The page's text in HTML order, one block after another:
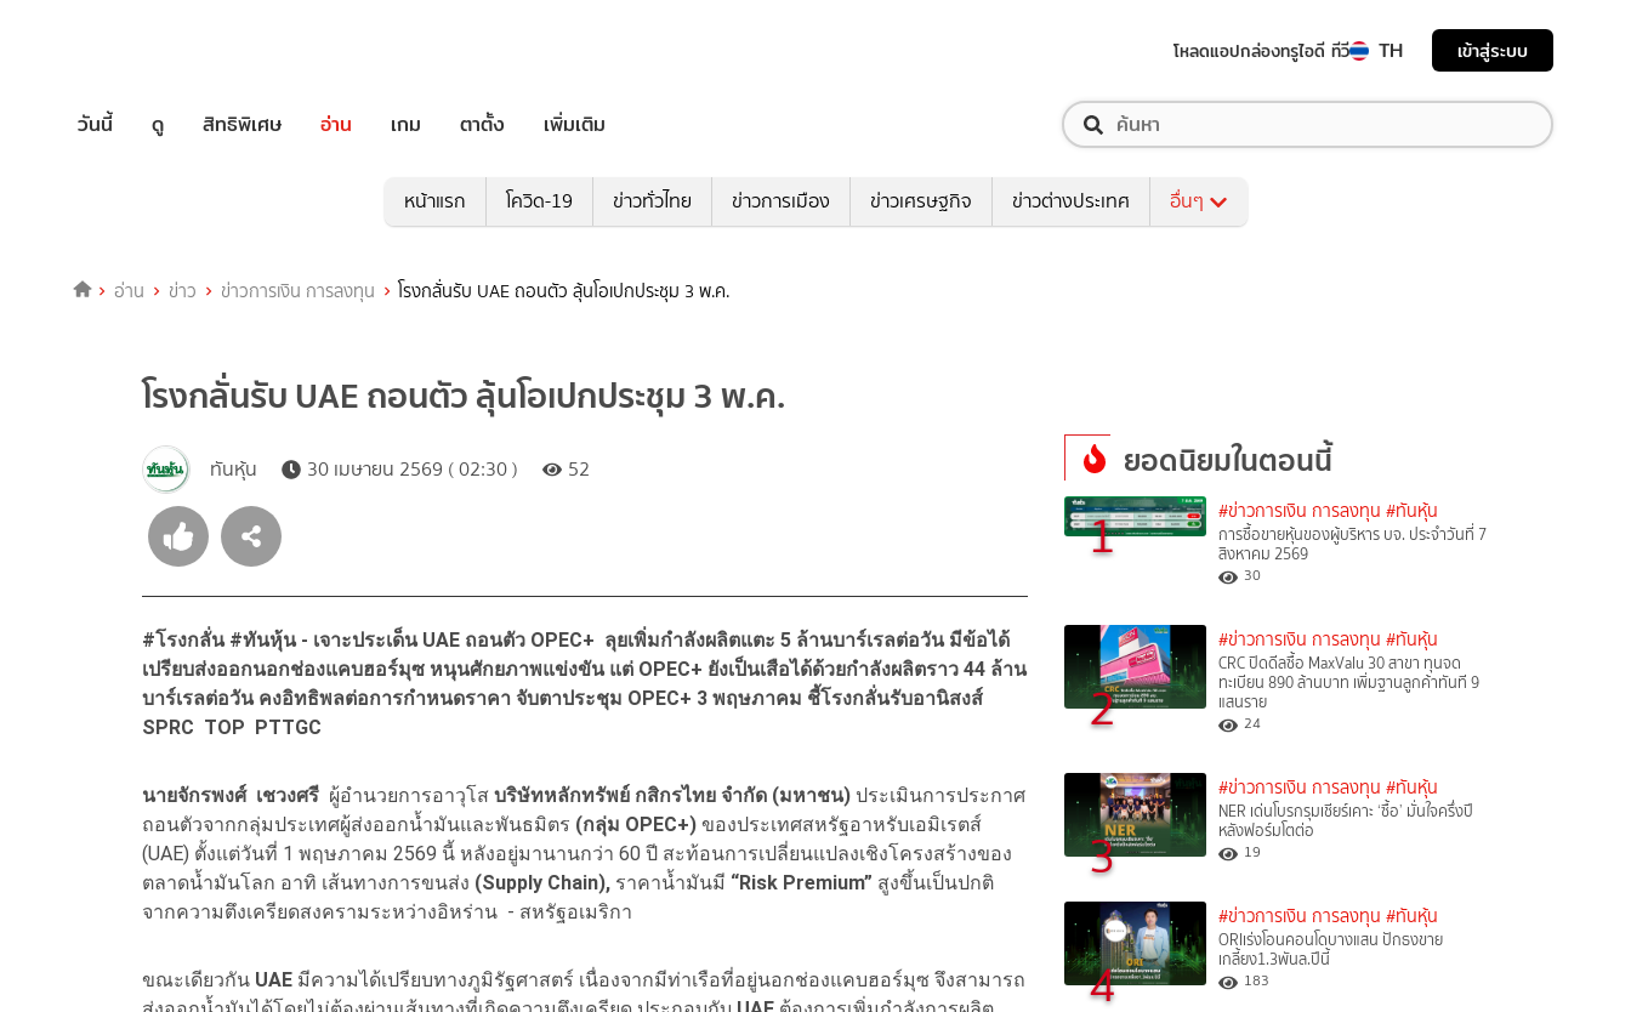
โหลดแอปกล่องทรูไอดี ทีวี TH เข้าสู่ระบบ
วันนี้ ดู สิทธิพิเศษ อ่าน เกม ตาตั้ง เพิ่มเติม
หน้าแรก โควิด-19 ข่าวทั่วไทย ข่าวการเมือง ข่าวเศรษฐกิจ ข่าวต่างประเทศ อื่นๆ
อ่าน ข่าว ข่าวการเงิน การลงทุน โรงกลั่นรับ UAE ถอนตัว ลุ้นโอเปกประชุม 3 พ.ค.
โรงกลั่นรับ UAE ถอนตัว ลุ้นโอเปกประชุม 3 พ.ค.
ทันหุ้น 30 เมษายน 2569 ( 02:30 ) 52
#โรงกลั่น #ทันหุ้น - เจาะประเด็น UAE ถอนตัว OPEC+ ลุยเพิ่มกำลังผลิตแตะ 5 ล้านบาร์เรลต่อวัน มีข้อได้
เปรียบส่งออกนอกช่องแคบฮอร์มุซ หนุนศักยภาพแข่งขัน แต่ OPEC+ ยังเป็นเสือได้ด้วยกำลังผลิตราว 44 ล้าน
บาร์เรลต่อวัน คงอิทธิพลต่อการกำหนดราคา จับตาประชุม OPEC+ 3 พฤษภาคม ชี้โรงกลั่นรับอานิสงส์
SPRC TOP PTTGC
นายจักรพงศ์ เชวงศรี ผู้อำนวยการอาวุโส บริษัทหลักทรัพย์ กสิกรไทย จำกัด (มหาชน) ประเมินการประกาศ
ถอนตัวจากกลุ่มประเทศผู้ส่งออกน้ำมันและพันธมิตร (กลุ่ม OPEC+) ของประเทศสหรัฐอาหรับเอมิเรตส์
(UAE) ตั้งแต่วันที่ 1 พฤษภาคม 2569 นี้ หลังอยู่มานานกว่า 60 ปี สะท้อนการเปลี่ยนแปลงเชิงโครงสร้างของ
ตลาดน้ำมันโลก อาทิ เส้นทางการขนส่ง (Supply Chain), ราคาน้ำมันมี “Risk Premium” สูงขึ้นเป็นปกติ
จากความตึงเครียดสงครามระหว่างอิหร่าน - สหรัฐอเมริกา
ขณะเดียวกัน UAE มีความได้เปรียบทางภูมิรัฐศาสตร์ เนื่องจากมีท่าเรือที่อยู่นอกช่องแคบฮอร์มุซ จึงสามารถ
ยอดนิยมในตอนนี้
1 #ข่าวการเงิน การลงทุน #ทันหุ้น
การซื้อขายหุ้นของผู้บริหาร บจ. ประจำวันที่ 7
สิงหาคม 2569
30
2
#ข่าวการเงิน การลงทุน #ทันหุ้น
CRC ปิดดีลซื้อ MaxValu 30 สาขา ทุนจด
ทะเบียน 890 ล้านบาท เพิ่มฐานลูกค้าทันที 9
แสนราย
24
3
#ข่าวการเงิน การลงทุน #ทันหุ้น
NER เด่นโบรกรุมเชียร์เคาะ ‘ซื้อ’ มั่นใจครึ่งปี
หลังฟอร์มโตต่อ
19
4
#ข่าวการเงิน การลงทุน #ทันหุ้น
ORIเร่งโอนคอนโดบางแสน ปักธงขาย
เกลี้ยง1.3พันล.ปีนี้
183